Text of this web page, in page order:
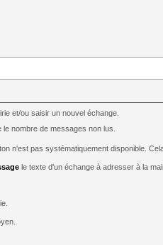
et/ou saisir un nouvel échange.
nombre de messages non lus.
n'est pas systématiquement disponible.
le texte d'un échange à adresser à la